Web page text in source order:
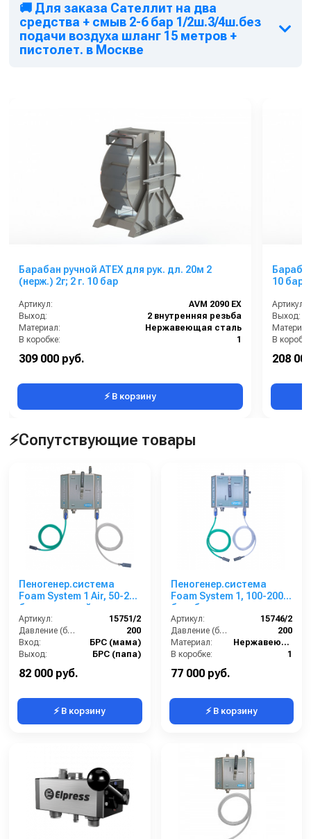
🚚 Для заказа Сателлит на два
средства + смыв 2-6 бар 1/2ш.3/4ш.без
подачи воздуха шланг 15 метров +
пистолет. в Москве
Барабан ручной ATEX для рук. дл. 20м 2
(нерж.) 2г; 2 г. 10 бар
Артикул:
AVM 2090 EX
Выход:
2 внутренняя резьба
Материал:
Нержавеющая сталь
В коробке:
1
Габаритные размеры, мм:
309 000 руб.
⚡ В корзину
Барабан
10 бар
Артикул:
Выход:
В
208
⚡Сопутствующие товары
Пеногенер.система
Foam System 1 Air, 50-200
бар, с подачей воздуха,
на 2 ср-ва БРС БРС
Артикул:
15751/2
Давление (бар):
200
Вход:
БРС (мама)
Выход:
БРС (папа)
82 000 руб.
⚡ В корзину
Пеногенер.система
Foam System 1, 100-200
бар, без подачи
воздуха, на 2 ср-ва БРС
БРС
Артикул:
15746/2
Давление (бар):
200
Материал:
Нержавеющая сталь
В коробке:
1
77 000 руб.
⚡ В корзину